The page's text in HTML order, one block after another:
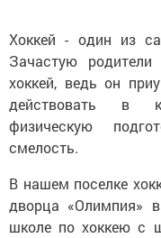
Хоккей - один из
Зачастую
хоккей, ведь он
действовать в
физическую
смелость.
В нашем поселке
дворца «Олимпия»
школе по хоккею с